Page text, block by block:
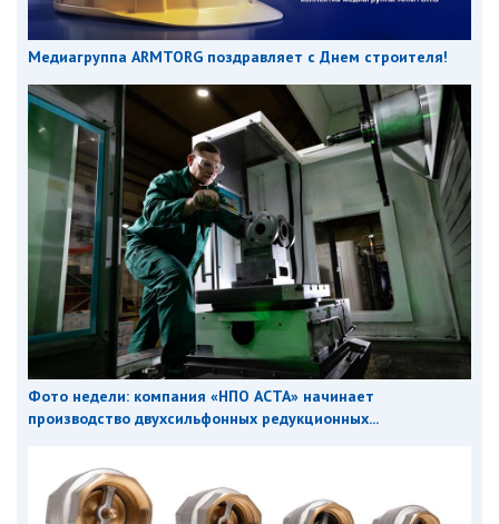
Медиагруппа ARMTORG поздравляет с Днем строителя!
Фото недели: компания «НПО АСТА» начинает
производство двухсильфонных редукционных...